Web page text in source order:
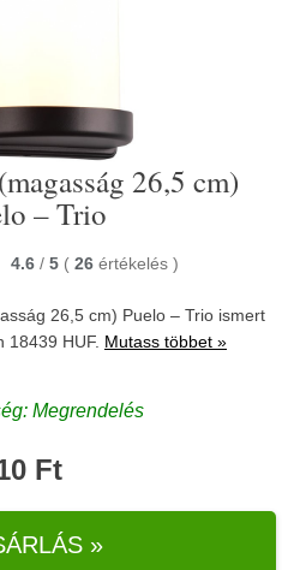
26,5 cm)
– Trio
4.6 / 5 ( 26 értékelés )
26,5 cm) Puelo – Trio ismert
18439 HUF. Mutass többet »
Megrendelés
Ft
»